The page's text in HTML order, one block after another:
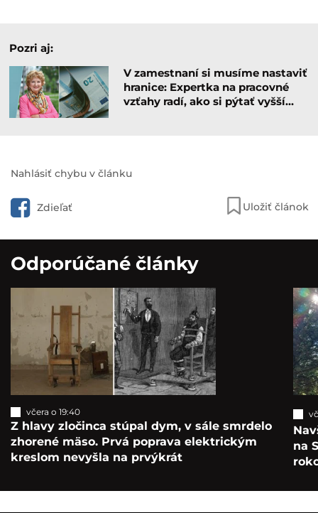
Pozri aj:
V zamestnaní si musíme nastaviť
hranice: Expertka na pracovné
vzťahy radí, ako si pýtať vyšší…
Nahlásiť chybu v článku
Zdieľať Uložiť článok
Odporúčané články
včera o 19:40
Z hlavy zločinca stúpal dym, v sále smrdelo
zhorené mäso. Prvá poprava elektrickým
kreslom nevyšla na prvýkrát
na